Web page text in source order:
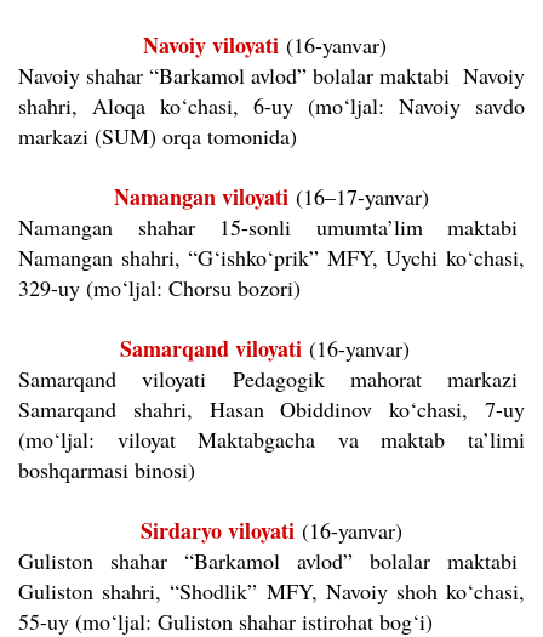
Navoiy viloyati(16-yanvar)
Navoiy shahar “Barkamol avlod” bolalar maktabi Navoiy
shahri, Aloqa ko‘chasi, 6-uy (mo‘ljal: Navoiy savdo
markazi (SUM) orqa tomonida)
Namangan viloyati (16–17-yanvar)
Namangan shahar 15-sonli umumta’lim maktabi
Namangan shahri, “G‘ishko‘prik” MFY, Uychi ko‘chasi,
329-uy (mo‘ljal: Chorsu bozori)
Samarqand viloyati(16-yanvar)
Samarqand viloyati Pedagogik mahorat markazi
Samarqand shahri, Hasan Obiddinov ko‘chasi, 7-uy
(mo‘ljal: viloyat Maktabgacha va maktab ta’limi
boshqarmasi binosi)
Sirdaryo viloyati (16-yanvar)
Guliston shahar “Barkamol avlod” bolalar maktabi
Guliston shahri, “Shodlik” MFY, Navoiy shoh ko‘chasi,
55-uy (mo‘ljal: Guliston shahar istirohat bog‘i)